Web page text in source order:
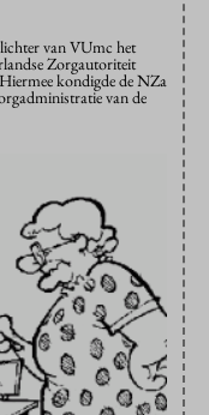
van VUmc het
Zorgautoriteit
kondigde de NZa
van de